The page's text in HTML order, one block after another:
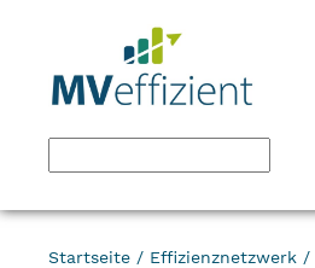
Startseite / Effizienznetzwerk /